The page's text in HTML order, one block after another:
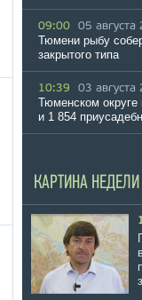
09:00 05 августа
Тюмени рыбу
закрытого типа
10:39 03 августа
Тюменском
и 1 854
КАРТИНА НЕДЕЛИ